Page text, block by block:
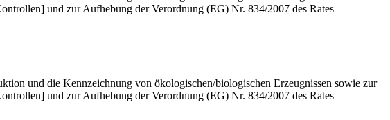
und zur Aufhebung der Verordnung (EG) Nr. 834/2007 des Rates
und die Kennzeichnung von ökologischen/biologischen Erzeugnissen sowie zur
und zur Aufhebung der Verordnung (EG) Nr. 834/2007 des Rates